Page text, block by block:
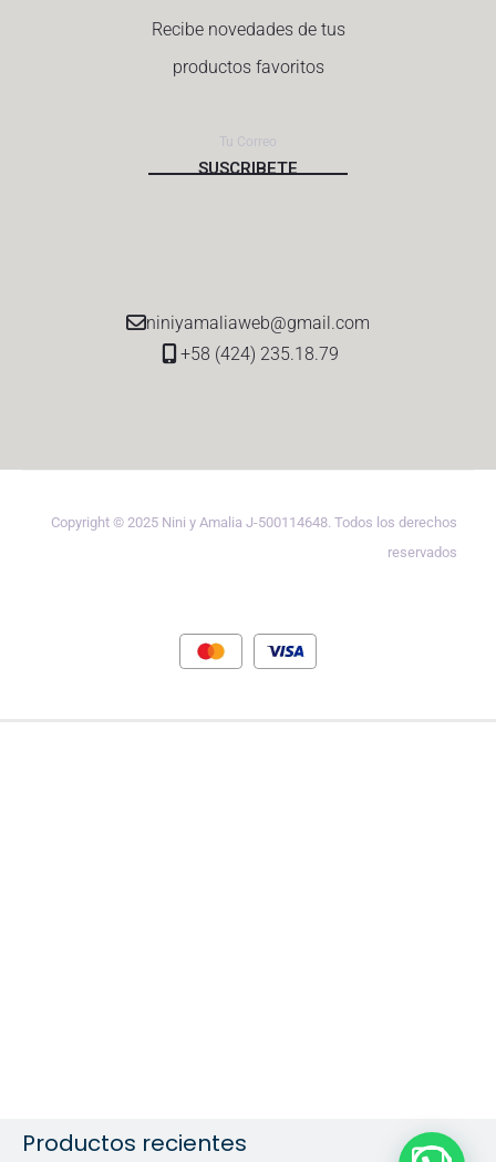
Productos recientes
Recibe novedades de tus
productos favoritos
niniyamaliaweb@gmail.com
+58 (424) 235.18.79
Copyright © 2025 Nini y Amalia J-500114648. Todos los derechos
reservados